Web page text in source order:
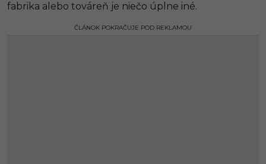
fabrika alebo továreň je niečo úplne iné.
ČLÁNOK POKRAČUJE POD REKLAMOU